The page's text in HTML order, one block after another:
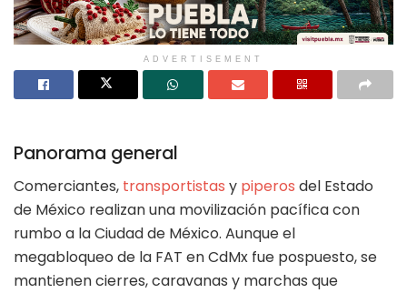
ADVERTISEMENT
Panorama general
Comerciantes, transportistas y piperos del Estado
de México realizan una movilización pacífica con
rumbo a la Ciudad de México. Aunque el
megabloqueo de la FAT en CdMx fue pospuesto, se
mantienen cierres, caravanas y marchas que